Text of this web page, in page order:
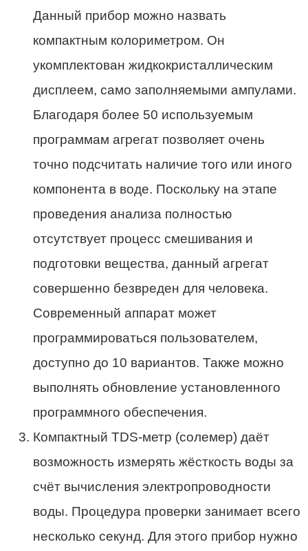
Данный прибор можно назвать
компактным колориметром. Он
укомплектован жидкокристаллическим
дисплеем, само заполняемыми ампулами.
Благодаря более 50 используемым
программам агрегат позволяет очень
точно подсчитать наличие того или иного
компонента в воде. Поскольку на этапе
проведения анализа полностью
отсутствует процесс смешивания и
подготовки вещества, данный агрегат
совершенно безвреден для человека.
Современный аппарат может
программироваться пользователем,
доступно до 10 вариантов. Также можно
выполнять обновление установленного
программного обеспечения.
Компактный TDS-метр (солемер) даёт
возможность измерять жёсткость воды за
счёт вычисления электропроводности
воды. Процедура проверки занимает всего
несколько секунд. Для этого прибор нужно